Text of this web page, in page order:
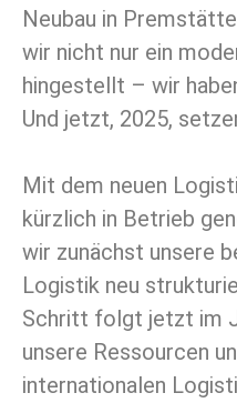
Neubau in
wir nicht nur ein
hingestellt – wir
Und jetzt, 2025,
Mit dem neuen
kürzlich in Betrieb
wir zunächst unsere
Logistik neu
Schritt folgt jetzt im
unsere Ressourcen
internationalen